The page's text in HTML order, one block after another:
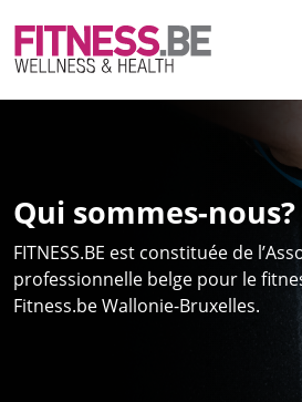
Qui sommes-nous?
FITNESS.BE est constituée de
professionnelle belge pour le
Fitness.be Wallonie-Bruxelles.